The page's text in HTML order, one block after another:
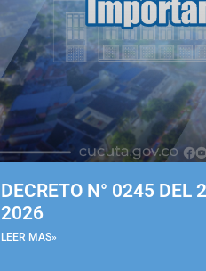
DECRETO N° 0245 DEL
2026
LEER MAS»